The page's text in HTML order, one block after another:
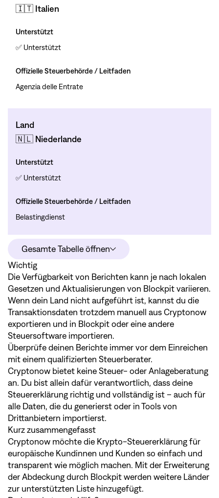
🇮🇹 Italien
Unterstützt
✅ Unterstützt
Offizielle Steuerbehörde / Leitfaden
Agenzia delle Entrate
Land
🇳🇱 Niederlande
Unterstützt
✅ Unterstützt
Offizielle Steuerbehörde / Leitfaden
Belastingdienst
Gesamte Tabelle öffnen
Wichtig
Die Verfügbarkeit von Berichten kann je nach lokalen
Gesetzen und Aktualisierungen von Blockpit variieren.
Wenn dein Land nicht aufgeführt ist, kannst du die
Transaktionsdaten trotzdem manuell aus Cryptonow
exportieren und in Blockpit oder eine andere
Steuersoftware importieren.
Überprüfe deinen Berichte immer vor dem Einreichen
mit einem qualifizierten Steuerberater.
Cryptonow bietet keine Steuer- oder Anlageberatung
an. Du bist allein dafür verantwortlich, dass deine
Steuererklärung richtig und vollständig ist – auch für
alle Daten, die du generierst oder in Tools von
Drittanbietern importierst.
Kurz zusammengefasst
Cryptonow möchte die Krypto-Steuererklärung für
europäische Kundinnen und Kunden so einfach und
transparent wie möglich machen. Mit der Erweiterung
der Abdeckung durch Blockpit werden weitere Länder
zur unterstützten Liste hinzugefügt.